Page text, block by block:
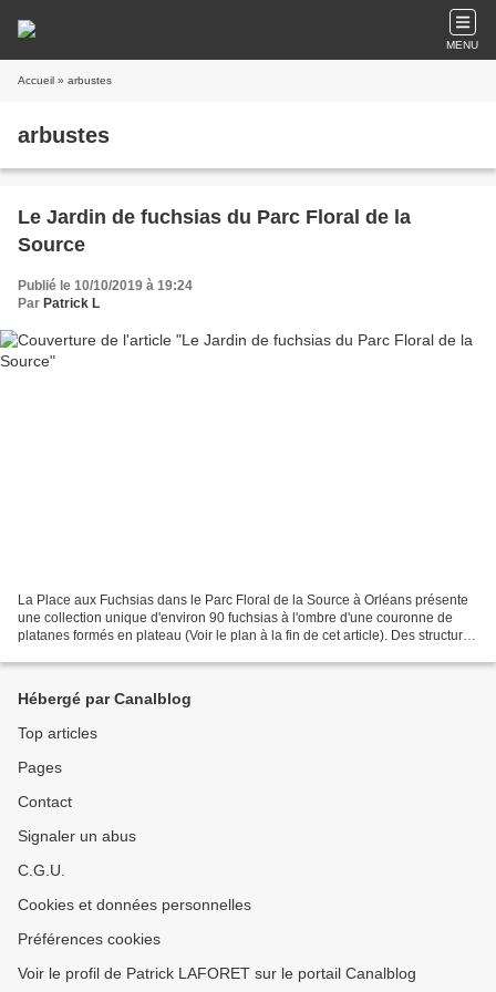
MENU
Accueil » arbustes
arbustes
Le Jardin de fuchsias du Parc Floral de la
Source
Publié le 10/10/2019 à 19:24
Par Patrick L
La Place aux Fuchsias dans le Parc Floral de la Source à Orléans présente
une collection unique d'environ 90 fuchsias à l'ombre d'une couronne de
platanes formés en plateau (Voir le plan à la fin de cet article). Des structures
Hébergé par Canalblog
Top articles
Pages
Contact
Signaler un abus
C.G.U.
Cookies et données personnelles
Préférences cookies
Voir le profil de Patrick LAFORET sur le portail Canalblog